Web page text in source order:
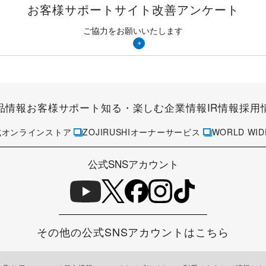
お客様サポートサイト 改善アンケート
ご協力をお願いいたします
情報お客様サポート知る・楽しむ企業情報IR情報採用
ンラインストア ZOJIRUSHIオーナーサービス WORLD
公式SNSアカウント
その他の公式SNSアカウントはこちら